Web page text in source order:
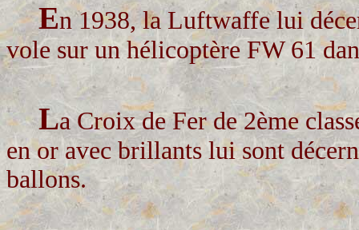
En 1938, la Luftwaffe lui
vole sur un hélicoptère FW 61
La Croix de Fer de 2ème
en or avec brillants lui sont
ballons.